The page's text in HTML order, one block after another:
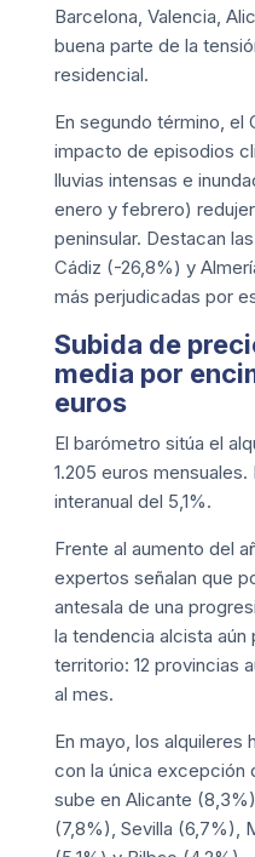
Barcelona, Valencia,
buena parte de la
residencial.
En segundo término, el
impacto de episodios
lluvias intensas e
enero y febrero)
peninsular. Destacan
Cádiz (-26,8%) y
más perjudicadas por
Subida de
media por
euros
El barómetro sitúa el
1.205 euros
interanual del 5,1%.
Frente al aumento del
expertos señalan que
antesala de una
la tendencia alcista aún
territorio: 12 provincias
al mes.
En mayo, los alquileres
con la única excepción
sube en Alicante
(7,8%), Sevilla (6,7%),